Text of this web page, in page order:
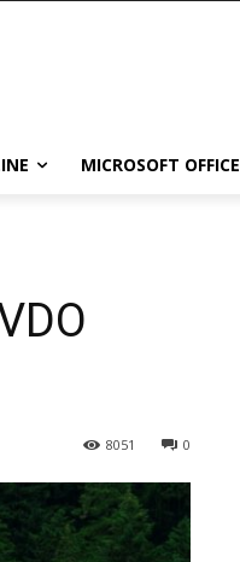
MICROSOFT OFFICE
0
8051